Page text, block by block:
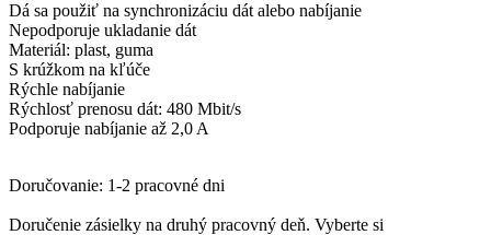
Dá sa použiť na synchronizáciu dát alebo nabíjanie
Nepodporuje ukladanie dát
Materiál: plast, guma
S krúžkom na kľúče
Rýchle nabíjanie
Rýchlosť prenosu dát: 480 Mbit/s
Podporuje nabíjanie až 2,0 A
Doručovanie: 1-2 pracovné dni
Doručenie zásielky na druhý pracovný deň. Vyberte si